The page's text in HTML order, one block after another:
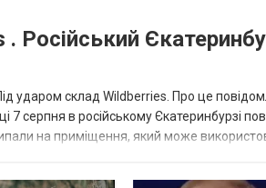
Російський
ударом склад Wildberries. Про це
серпня в російському Єкатеринбурзі
на приміщення, який може